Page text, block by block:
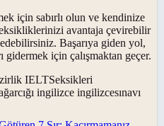
için sabırlı olun ve kendinize
avantaja çevirebilir
Başarıya giden yol,
için çalışmaktan geçer.
IELTSeksikleri
ingilizce ingilizcesınavı